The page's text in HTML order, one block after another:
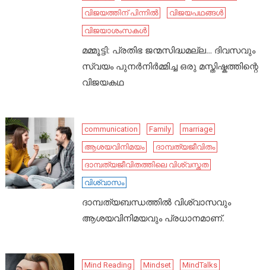
വിജയത്തിന് പിന്നിൽ
വിജയപഥങ്ങൾ
വിജയാശംസകൾ
മമ്മൂട്ടി: പ്രതിഭ ജന്മസിദ്ധമല്ല… ദിവസവും
സ്വയം പുനർനിർമ്മിച്ച ഒരു മസ്തിഷ്കത്തിന്റെ
വിജയകഥ
communication Family
marriage
ആശയവിനിമയം
ദാമ്പത്യജീവിതം
ദാമ്പത്യജീവിതത്തിലെ വിശ്വസ്തത
വിശ്വാസം
ദാമ്പത്യബന്ധത്തിൽ വിശ്വാസവും
ആശയവിനിമയവും പ്രധാനമാണ്.
Mind Reading Mindset
MindTalks